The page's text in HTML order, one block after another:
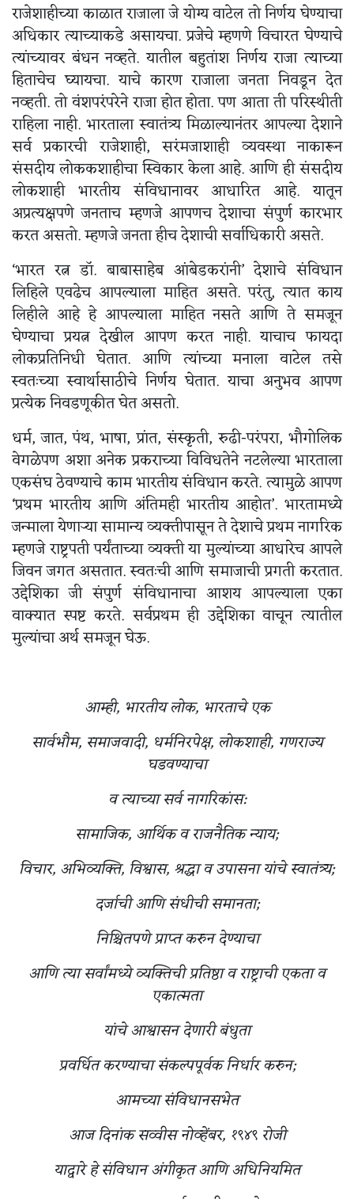
राजेशाहीच्या काळात राजाला जे योग्य वाटेल तो निर्णय घेण्याचा
अधिकार त्याच्याकडे असायचा. प्रजेचे म्हणणे विचारत घेण्याचे
त्यांच्यावर बंधन नव्हते. यातील बहुतांश निर्णय राजा त्याच्या
हिताचेच घ्यायचा. याचे कारण राजाला जनता निवडून देत
नव्हती. तो वंशपरंपरेने राजा होत होता. पण आता ती परिस्थीती
राहिला नाही. भारताला स्वातंत्र्य मिळाल्यानंतर आपल्या देशाने
सर्व प्रकारची राजेशाही, सरंमजाशाही व्यवस्था नाकारून
संसदीय लोककशाहीचा स्विकार केला आहे. आणि ही संसदीय
लोकशाही भारतीय संविधानावर आधारित आहे. यातून
अप्रत्यक्षपणे जनताच म्हणजे आपणच देशाचा संपुर्ण कारभार
करत असतो. म्हणजे जनता हीच देशाची सर्वाधिकारी असते.
‘भारत रत्न डॉ. बाबासाहेब आंबेडकरांनी’ देशाचे संविधान
लिहिले एवढेच आपल्याला माहित असते. परंतु, त्यात काय
लिहीले आहे हे आपल्याला माहित नसते आणि ते समजून
घेण्याचा प्रयत्न देखील आपण करत नाही. याचाच फायदा
लोकप्रतिनिधी घेतात. आणि त्यांच्या मनाला वाटेल तसे
स्वतःच्या स्वार्थासाठीचे निर्णय घेतात. याचा अनुभव आपण
प्रत्येक निवडणूकीत घेत असतो.
धर्म, जात, पंथ, भाषा, प्रांत, संस्कृती, रुढी-परंपरा, भौगोलिक
वेगळेपण अशा अनेक प्रकराच्या विविधतेने नटलेल्या भारताला
एकसंघ ठेवण्याचे काम भारतीय संविधान करते. त्यामुळे आपण
‘प्रथम भारतीय आणि अंतिमही भारतीय आहोत’. भारतामध्ये
जन्माला येणाऱ्या सामान्य व्यक्तीपासून ते देशाचे प्रथम नागरिक
म्हणजे राष्ट्रपती पर्यंताच्या व्यक्ती या मुल्यांच्या आधारेच आपले
जिवन जगत असतात. स्वतःची आणि समाजाची प्रगती करतात.
उद्देशिका जी संपुर्ण संविधानाचा आशय आपल्याला एका
वाक्यात स्पष्ट करते. सर्वप्रथम ही उद्देशिका वाचून त्यातील
मुल्यांचा अर्थ समजून घेऊ.
आम्ही, भारतीय लोक, भारताचे एक
सार्वभौम, समाजवादी, धर्मनिरपेक्ष, लोकशाही, गणराज्य
घडवण्याचा
व त्याच्या सर्व नागरिकांस:
सामाजिक, आर्थिक व राजनैतिक न्याय;
विचार, अभिव्यक्ति, विश्वास, श्रद्धा व उपासना यांचे स्वातंत्र्य;
दर्जाची आणि संधीची समानता;
निश्चितपणे प्राप्त करुन देण्याचा
आणि त्या सर्वांमध्ये व्यक्तिची प्रतिष्ठा व राष्ट्राची एकता व
एकात्मता
यांचे आश्वासन देणारी बंधुता
प्रवर्धित करण्याचा संकल्पपूर्वक निर्धार करुन;
आमच्या संविधानसभेत
आज दिनांक सव्वीस नोव्हेंबर, १९४९ रोजी
याद्वारे हे संविधान अंगीकृत आणि अधिनियमित